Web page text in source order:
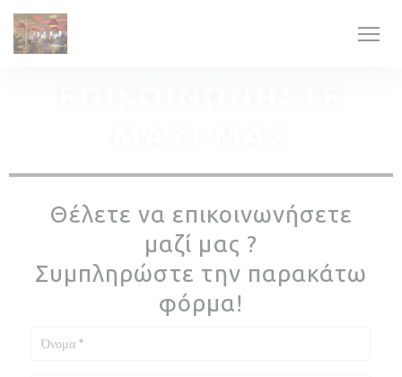
Θέλετε να επικοινωνήσετε
μαζί μας ?
Συμπληρώστε την παρακάτω
φόρμα!